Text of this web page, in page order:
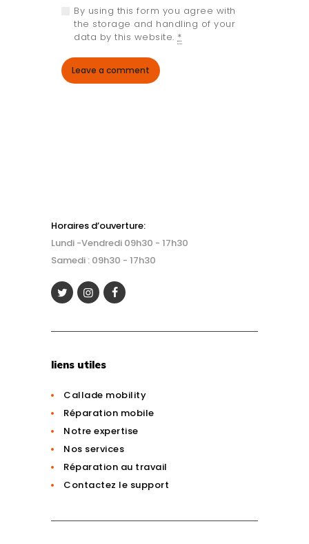
By using this form you agree with
the storage and handling of your
data by this website. *
Horaires d’ouverture:
Lundi -Vendredi 09h30 - 17h30
Samedi : 09h30 - 17h30
liens utiles
Callade mobility
Réparation mobile
Notre expertise
Nos services
Réparation au travail
Contactez le support